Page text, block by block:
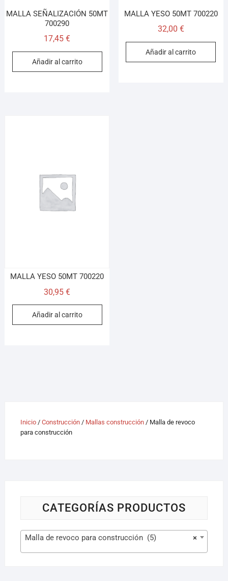
MALLA SEÑALIZACIÓN 50MT
700290
17,45€
Añadir al carrito
MALLA YESO 50MT 700220
32,00 €
Añadir al carrito
MALLA YESO 50MT 700220
30,95€
Añadir al carrito
Inicio/ Construcción/ Mallas construcción/ Malla de revoco
para construcción
CATEGORÍAS PRODUCTOS
×
Malla de revoco para construcción (5)